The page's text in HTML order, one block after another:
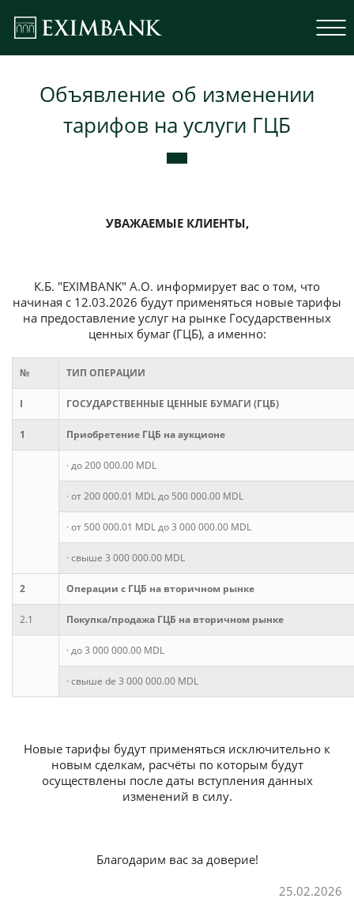
Потребительские кредиты
Ипотечные кредиты
Объявление об изменении
тарифов на услуги ГЦБ
УВАЖАЕМЫЕ КЛИЕНТЫ,
К.Б. "EXIMBANK" А.О. информирует вас о том, что
начиная с 12.03.2026 будут применяться новые тарифы
на предоставление услуг на рынке Государственных
ценных бумаг (ГЦБ), а именно:
№ ТИП ОПЕРАЦИИ
I ГОСУДАРСТВЕННЫЕ ЦЕННЫЕ БУМАГИ (ГЦБ)
1 Приобретение ГЦБ на аукционе
· до 200 000.00 MDL
· от 200 000.01 MDL до 500 000.00 MDL
· от 500 000.01 MDL до 3 000 000.00 MDL
· свыше 3 000 000.00 MDL
2 Операции с ГЦБ на вторичном рынке
2.1 Покупка/продажа ГЦБ на вторичном рынке
· до 3 000 000.00 MDL
· свыше de 3 000 000.00 MDL
Новые тарифы будут применяться исключительно к
новым сделкам, расчёты по которым будут
осуществлены после даты вступления данных
изменений в силу.
Благодарим вас за доверие!
25.02.2026